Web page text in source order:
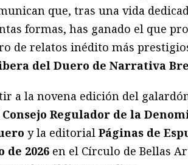
que, tras una vida
formas, has ganado el que
de relatos inédito más
del Duero de Narrativa
a la novena edición del
Consejo Regulador de la
y la editorial Páginas de
de 2026 en el Círculo de Bellas